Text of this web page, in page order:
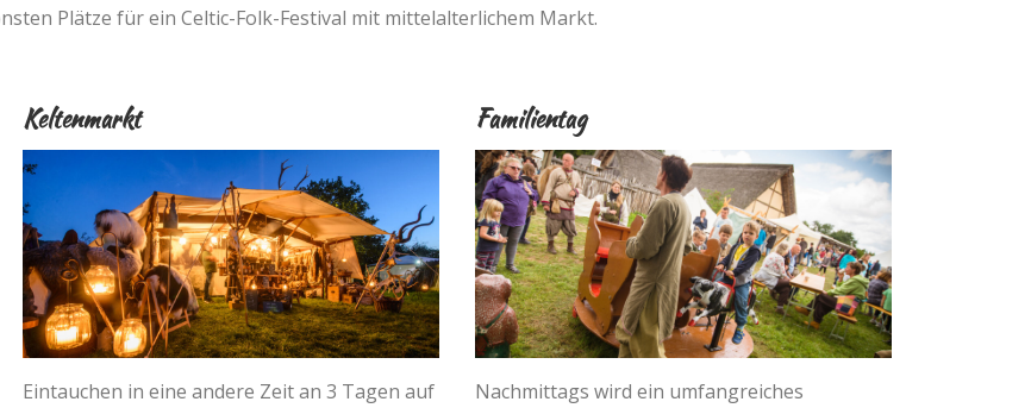
Plätze für ein Celtic-Folk-Festival mit mittelalterlichem Markt.
Keltenmarkt
Eintauchen in eine andere Zeit an 3 Tagen auf
Familientag
Nachmittags wird ein umfangreiches